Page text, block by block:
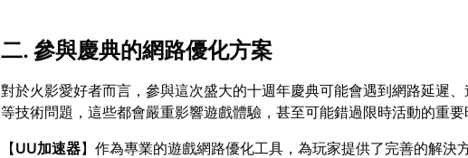
二. 參與慶典的網路優化方案
對於火影愛好者而言，參與這次盛大的十週年慶典可能會遇到網路延遲
等技術問題，這些都會嚴重影響遊戲體驗，甚至可能錯過限時活動的重要
【UU加速器】作為專業的遊戲網路優化工具，為玩家提供了完善的解決